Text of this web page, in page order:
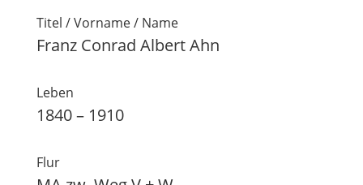
Titel / Vorname / Name
Franz Conrad Albert Ahn
Leben
1840 – 1910
Flur